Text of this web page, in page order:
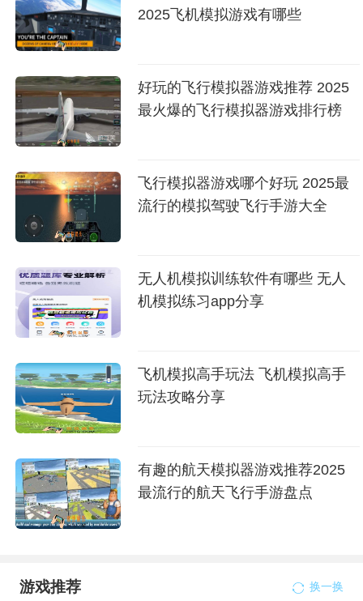
2025飞机模拟游戏有哪些
好玩的飞行模拟器游戏推荐 2025
最火爆的飞行模拟器游戏排行榜
飞行模拟器游戏哪个好玩 2025最
流行的模拟驾驶飞行手游大全
无人机模拟训练软件有哪些 无人
机模拟练习app分享
飞机模拟高手玩法 飞机模拟高手
玩法攻略分享
有趣的航天模拟器游戏推荐2025
最流行的航天飞行手游盘点
游戏推荐 换一换